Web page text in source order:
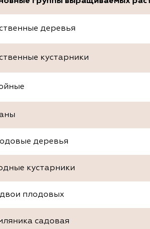
деревья
кустарники
деревья
кустарники
плодовых
садовая